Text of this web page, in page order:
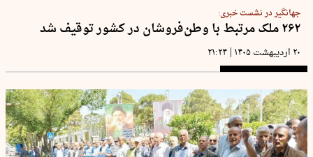
جهانگیر در نشست خبری:
۲۶۲ ملک مرتبط با وطن‌فروشان در کشور توقیف شد
۲۰ اردیبهشت ۱۴۰۵ | ۲۱:۲۴